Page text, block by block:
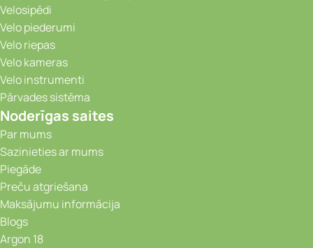
Velosipēdi
Velo piederumi
Velo riepas
Velo kameras
Velo instrumenti
Pārvades sistēma
Noderīgas saites
Par mums
Sazinieties ar mums
Piegāde
Preču atgriešana
Maksājumu informācija
Blogs
Argon 18